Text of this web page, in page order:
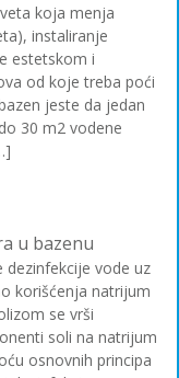
koja menja
instaliranje
estetskom i
od koje treba poći
jeste da jedan
30 m2 vodene
u bazenu
dezinfekcije vode uz
korišćenja natrijum
se vrši
soli na natrijum
osnovnih principa